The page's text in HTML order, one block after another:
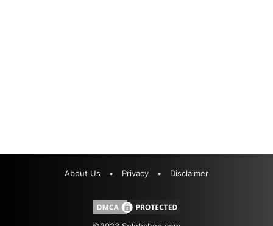
About Us • Privacy • Disclaimer